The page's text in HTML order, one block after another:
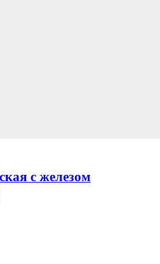
с железом